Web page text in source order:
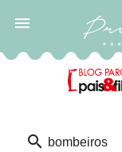

search